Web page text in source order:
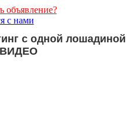
объявление?
с нами
с одной лошадиной
ВИДЕО